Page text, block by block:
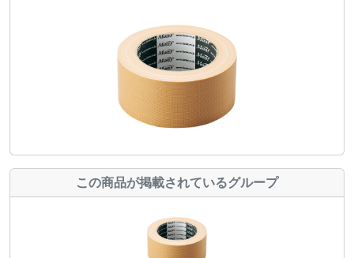
この商品が掲載されているグループ